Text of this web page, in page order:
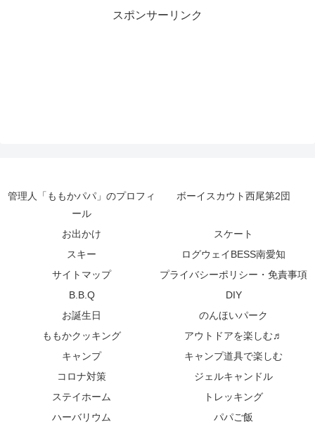
スポンサーリンク
管理人「ももかパパ」のプロフィ
ール
ボーイスカウト西尾第2団
お出かけ
スケート
スキー
ログウェイBESS南愛知
サイトマップ
プライバシーポリシー・免責事項
B.B.Q
DIY
お誕生日
のんほいパーク
ももかクッキング
アウトドアを楽しむ♬
キャンプ
キャンプ道具で楽しむ
コロナ対策
ジェルキャンドル
ステイホーム
トレッキング
ハーバリウム
パパご飯